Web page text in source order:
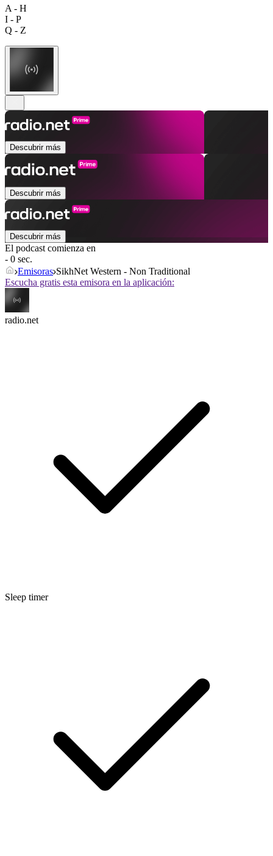
A - H
I - P
Q - Z
Descubrir más
Descubrir más
Descubrir más
El podcast comienza en
- 0 sec.
Emisoras SikhNet Western - Non Traditional
Escucha gratis esta emisora en la aplicación:
radio.net
Sleep timer